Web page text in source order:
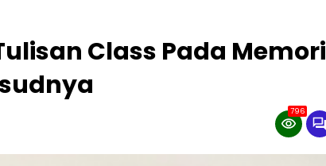
Class Pada Memori
796